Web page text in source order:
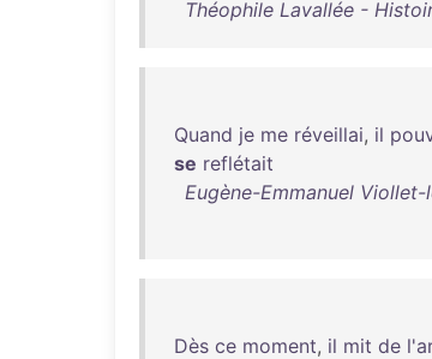
Théophile Lavallée -
Quand je me réveillai, il
se reflétait
Eugène-Emmanuel
Dès ce moment, il mit de